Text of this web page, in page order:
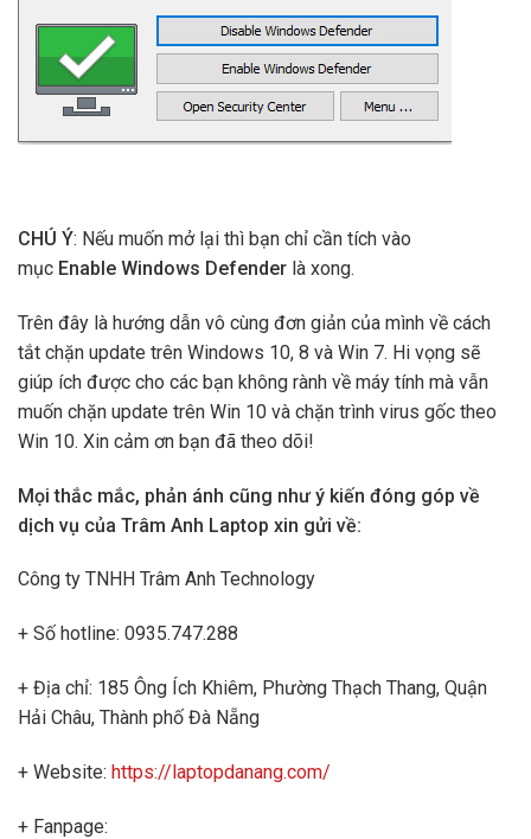
CHÚ Ý: Nếu muốn mở lại thì bạn chỉ cần tích vào
mục Enable Windows Defender là xong.
Trên đây là hướng dẫn vô cùng đơn giản của mình về cách
tắt chặn update trên Windows 10, 8 và Win 7. Hi vọng sẽ
giúp ích được cho các bạn không rành về máy tính mà vẫn
muốn chặn update trên Win 10 và chặn trình virus gốc theo
Win 10. Xin cảm ơn bạn đã theo dõi!
Mọi thắc mắc, phản ánh cũng như ý kiến đóng góp về
dịch vụ của Trâm Anh Laptop xin gửi về:
Công ty TNHH Trâm Anh Technology
+ Số hotline: 0935.747.288
+ Địa chỉ: 185 Ông Ích Khiêm, Phường Thạch Thang, Quận
Hải Châu, Thành phố Đà Nẵng
+ Website: https://laptopdanang.com/
+ Fanpage: